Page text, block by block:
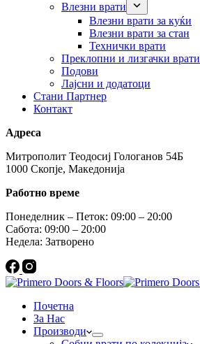
Влезни врати
Влезни врати за куќи
Влезни врати за стан
Технички врати
Преклопни и лизгачки врати
Подови
Лајсни и додатоци
Стани Партнер
Контакт
Адреса
Митрополит Теодосиј Гологанов 54Б
1000 Скопје, Македонија
Работно време
Понеделник – Петок: 09:00 – 20:00
Сабота: 09:00 – 20:00
Недела: Затворено
Почетна
За Нас
Производи